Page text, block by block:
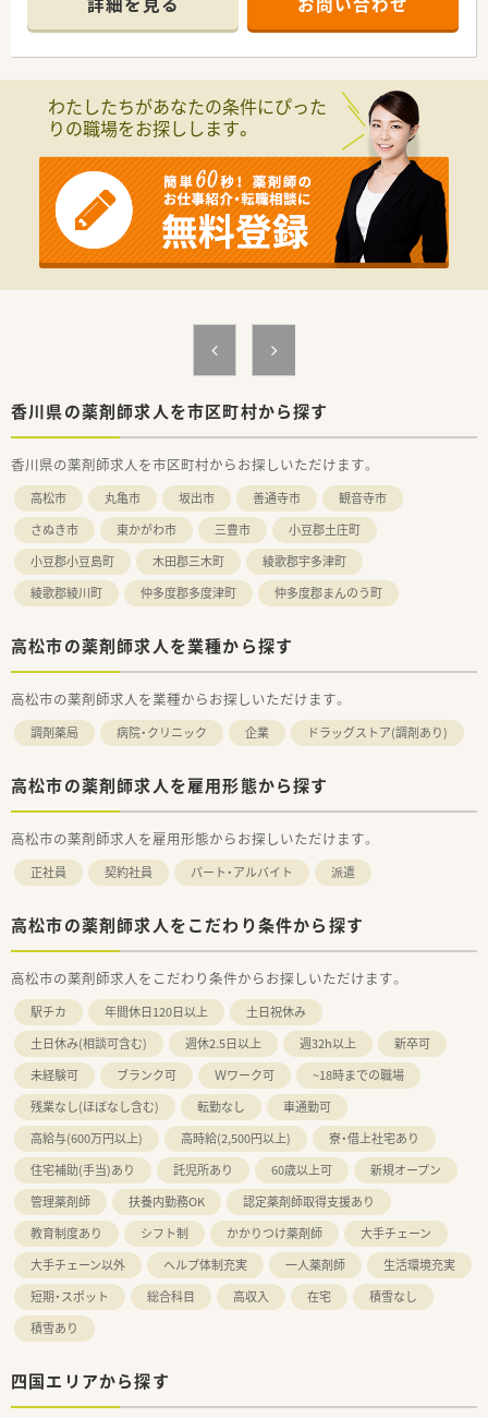
＜法人特徴＞
■広島・岡山・鳥取・山口・福岡を中心に
■近隣店舗での応援や異動などはございますが、
都道府県を超える移動などはございません。
■薬剤師ひとり一人の“想い”を大切にし、人柄重視の採用を行っ
■地域医療を大切にし、患者様と真剣に向き合える、
真の地域密着型薬局を目指しています。
■定期的な昇給もございます。
（業績や勤務成績によって個人差あり）
■有給取得率は平均8.5日です。
平均勤続年数11.5年と長く働いている方も多いです。
■無理なノルマに縛られずに働きたい方
■今までの経験を活かして、高年収を希望したい方
少しでも気になった方はお問い合わせくださいませ
わたしたちがあなたの条件にぴった
りの職場をお探しします。
香川県の薬剤師求人を市区町村から探す
香川県の薬剤師求人を市区町村からお探しいただけます。
高松市 丸亀市 坂出市 善通寺市
観音寺市
さぬき市
東かがわ市 三豊市
小豆郡土庄町
小豆郡小豆島町
木田郡三木町
綾歌郡宇多津町
綾歌郡綾川町
仲多度郡多度津町 仲多度郡まんのう町
高松市の薬剤師求人を業種から探す
高松市の薬剤師求人を業種からお探しいただけます。
調剤薬局 病院・クリニック 企業 ドラッグストア(調剤あり)
高松市の薬剤師求人を雇用形態から探す
高松市の薬剤師求人を雇用形態からお探しいただけます。
正社員 契約社員 パート・アルバイト 派遣
高松市の薬剤師求人をこだわり条件から探す
高松市の薬剤師求人をこだわり条件からお探しいただけます。
駅チカ 年間休日120日以上
土日祝休み
土日休み(相談可含む)
週休2.5日以上 週32h以上
新卒可
未経験可
ブランク可 Ｗワーク可
~18時までの職場
残業なし(ほぼなし含む)
転勤なし
車通勤可
高給与(600万円以上)
高時給(2,500円以上)
寮・借上社宅あり
住宅補助(手当)あり
託児所あり 60歳以上可
新規オープン
管理薬剤師
扶養内勤務OK
認定薬剤師取得支援あり
教育制度あり
シフト制 かかりつけ薬剤師
大手チェーン
大手チェーン以外
ヘルプ体制充実 一人薬剤師
生活環境充実
短期・スポット
総合科目 高収入 在宅
積雪なし
積雪あり
四国エリアから探す